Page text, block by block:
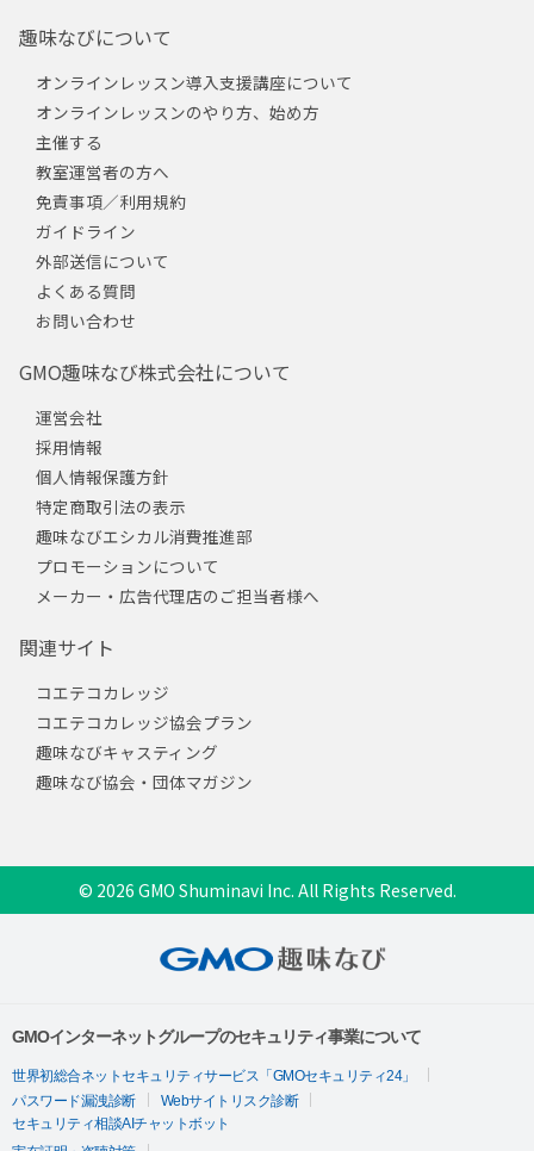
趣味なびについて
オンラインレッスン導入支援講座について
オンラインレッスンのやり方、始め方
主催する
教室運営者の方へ
免責事項／利用規約
ガイドライン
外部送信について
よくある質問
お問い合わせ
GMO趣味なび株式会社について
運営会社
採用情報
個人情報保護方針
特定商取引法の表示
趣味なびエシカル消費推進部
プロモーションについて
メーカー・広告代理店のご担当者様へ
関連サイト
コエテコカレッジ
コエテコカレッジ協会プラン
趣味なびキャスティング
趣味なび協会・団体マガジン
© 2026 GMO Shuminavi Inc. All Rights Reserved.